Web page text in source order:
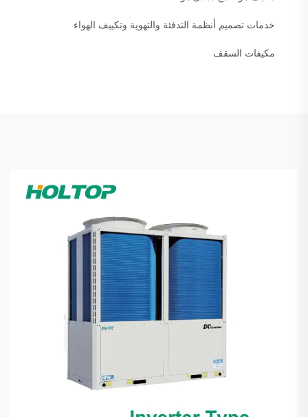
خدمات تصميم أنظمة التدفئة والتهوية وتكييف الهواء
مكيفات السقف